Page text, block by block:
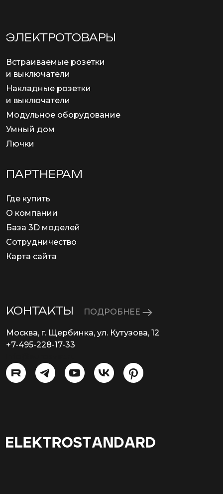
ЭЛЕКТРОТОВАРЫ
Встраиваемые розетки
и выключатели
Накладные розетки
и выключатели
Модульное оборудование
Умный дом
Лючки
ПАРТНЕРАМ
Где купить
О компании
База 3D моделей
Сотрудничество
Карта сайта
КОНТАКТЫ ПОДРОБНЕЕ
Москва, г. Щербинка, ул. Кутузова, 12
+7-495-228-17-33